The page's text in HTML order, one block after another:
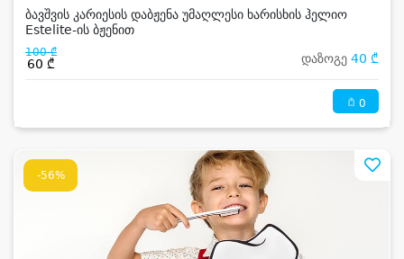
ბავშვის კარიესის დაბჟენა უმაღლესი ხარისხის ჰელიო
Estelite-ის ბჟენით
100 ₾
60 ₾ დაზოგე 40 ₾
0
-56%